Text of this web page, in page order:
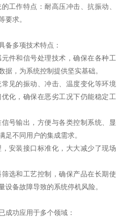
工作特点：耐高压冲击、抗振动、
要求。
备多项技术特点：
件和信号处理技术，确保在各种工
据，为系统控制提供坚实基础。
见的振动、冲击、温度变化等环境
化，确保在恶劣工况下仍能稳定工
号输出，方便与各类控制系统、显
足不同用户的集成需求。
安装接口标准化，大大减少了现场
选和工艺控制，确保产品在长期使
设备故障导致的系统停机风险。
成功应用于多个领域：